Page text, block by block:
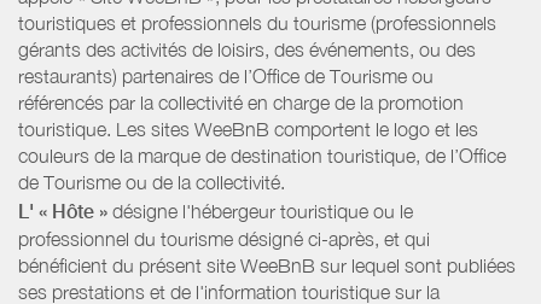
touristiques et professionnels du tourisme (professionnels
gérants des activités de loisirs, des événements, ou des
restaurants) partenaires de l’Office de Tourisme ou
référencés par la collectivité en charge de la promotion
touristique. Les sites WeeBnB comportent le logo et les
couleurs de la marque de destination touristique, de l’Office
de Tourisme ou de la collectivité.
L' « Hôte » désigne l'hébergeur touristique ou le
professionnel du tourisme désigné ci-après, et qui
bénéficient du présent site WeeBnB sur lequel sont publiées
ses prestations et de l'information touristique sur la